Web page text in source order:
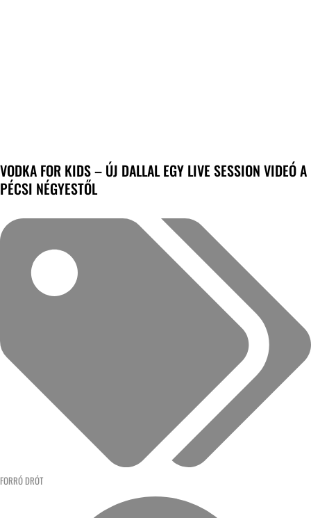
VODKA FOR KIDS – ÚJ DALLAL EGY LIVE SESSION VIDEÓ A
PÉCSI NÉGYESTŐL
FORRÓ DRÓT